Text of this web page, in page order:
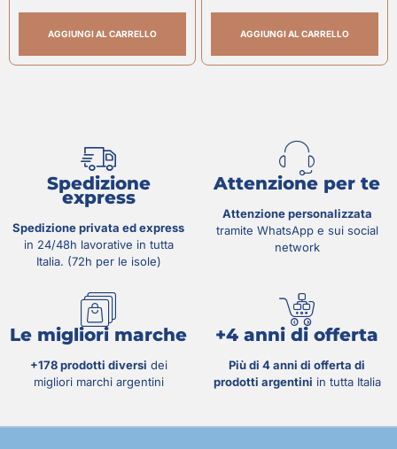
AGGIUNGI AL CARRELLO AGGIUNGI AL CARRELLO
Spedizione
express
Spedizione privata ed express
in 24/48h lavorative in tutta
Italia. (72h per le isole)
Attenzione per te
Attenzione personalizzata
tramite WhatsApp e sui social
network
Le migliori marche
+178 prodotti diversi dei
migliori marchi argentini
+4 anni di offerta
Più di 4 anni di offerta di
prodotti argentini in tutta Italia